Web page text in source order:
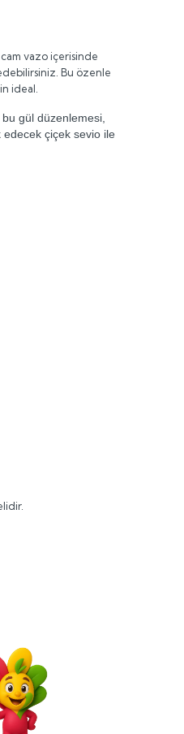
vazo içerisinde
Bu özenle
ideal.
gül düzenlemesi,
çiçek sevio ile